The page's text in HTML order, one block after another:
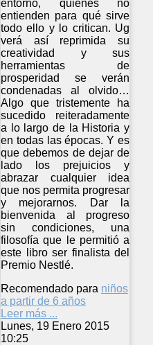
entorno, quienes no
entienden para qué sirve
todo ello y lo critican. Ug
verá así reprimida su
creatividad y sus
herramientas de
prosperidad se verán
condenadas al olvido…
Algo que tristemente ha
sucedido reiteradamente
a lo largo de la Historia y
en todas las épocas. Y es
que debemos de dejar de
lado los prejuicios y
abrazar cualquier idea
que nos permita progresar
y mejorarnos. Dar la
bienvenida al progreso
sin condiciones, una
filosofía que le permitió a
este libro ser finalista del
Premio Nestlé.
Recomendado para niños
a partir de 6 años
Leer más ...
Lunes, 19 Enero 2015
10:25